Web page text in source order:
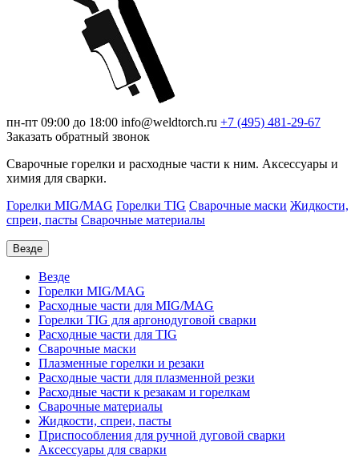
пн-пт 09:00 до 18:00 info@weldtorch.ru +7 (495) 481-29-67
Заказать обратный звонок
Сварочные горелки и расходные части к ним. Аксессуары и
химия для сварки.
Горелки MIG/MAG Горелки TIG Сварочные маски Жидкости,
спреи, пасты Сварочные материалы
Везде
Везде
Горелки MIG/MAG
Расходные части для MIG/MAG
Горелки TIG для аргонодуговой сварки
Расходные части для TIG
Сварочные маски
Плазменные горелки и резаки
Расходные части для плазменной резки
Расходные части к резакам и горелкам
Сварочные материалы
Жидкости, спреи, пасты
Приспособления для ручной дуговой сварки
Аксессуары для сварки